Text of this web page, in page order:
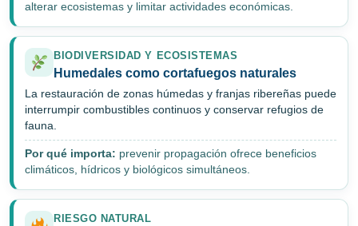
alterar ecosistemas y limitar actividades económicas.
BIODIVERSIDAD Y ECOSISTEMAS
Humedales como cortafuegos naturales
La restauración de zonas húmedas y franjas ribereñas puede
interrumpir combustibles continuos y conservar refugios de
fauna.
Por qué importa: prevenir propagación ofrece beneficios
climáticos, hídricos y biológicos simultáneos.
RIESGO NATURAL